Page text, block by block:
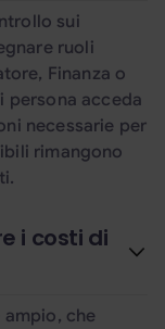
sui
ruoli
Finanza o
persona acceda
necessarie per
rimangono
i costi di
che